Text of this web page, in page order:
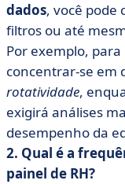
dados, você pode
filtros ou até
Por exemplo,
concentrar-se em
rotatividade,
exigirá análises
desempenho da
2. Qual é a
painel de RH?